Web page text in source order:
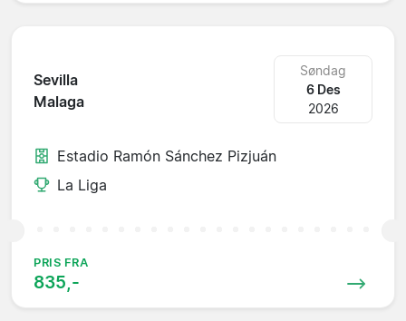
Sevilla
Malaga
Søndag
6 Des
2026
Estadio Ramón Sánchez Pizjuán
La Liga
PRIS FRA
835,-